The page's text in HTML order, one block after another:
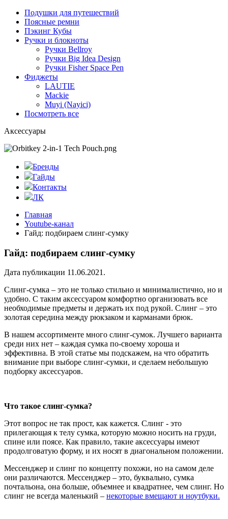
Подушки для путешествий
Поясные ремни
Пэкинг Кубы
Ручки и блокноты
Ручки Bellroy
Ручки Big Idea Design
Ручки Fisher Space Pen
Фиджеты
LAUTIE
Mackie
Muyi (Nayici)
Посмотреть все
Аксессуары
Бренды
Гайды
Контакты
ЛК
Главная
Youtube-канал
Гайд: подбираем слинг-сумку
Гайд: подбираем слинг-сумку
Дата публикации 11.06.2021.
Слинг-сумка – это не только стильно и минималистично, но и
удобно. С таким аксессуаром комфортно организовать все
необходимые предметы и держать их под рукой. Слинг – это
золотая середина между рюкзаком и карманами брюк.
В нашем ассортименте много слинг-сумок. Лучшего варианта
среди них нет – каждая сумка по-своему хороша и
эффективна. В этой статье мы подскажем, на что обратить
внимание при выборе слинг-сумки, и сделаем небольшую
подборку аксессуаров.
Что такое слинг-сумка?
Этот вопрос не так прост, как кажется. Cлинг - это
прилегающая к телу сумка, которую можно носить на груди,
спине или поясе. Как правило, такие аксессуары имеют
продолговатую форму, и их носят в диагональном положении.
Мессенджер и слинг по концепту похожи, но на самом деле
они различаются. Мессенджер – это, буквально, сумка
почтальона, она больше, объемнее и квадратнее, чем слинг. Но
слинг не всегда маленький – некоторые вмещают и ноутбуки.